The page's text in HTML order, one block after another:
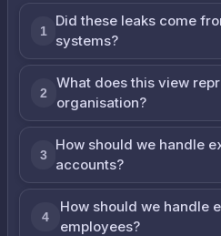
1
Did these leaks come
systems?
2
What does this view
organisation?
3
How should we handle
accounts?
4
How should we handle
employees?